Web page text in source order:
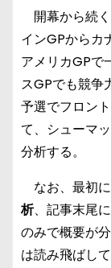
開幕から続
インGPからカ
アメリカGPで
スGPでも競争
予選でフロン
て、シューマ
分析する。
なお、最初に
析、記事末尾に
のみで概要が
は読み飛ばし